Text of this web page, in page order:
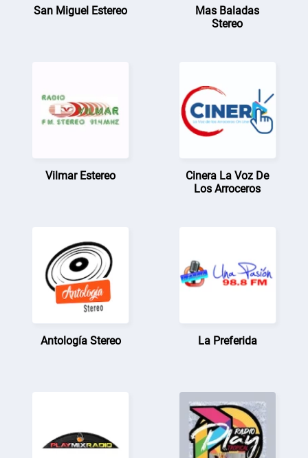
San Miguel Estereo
Mas Baladas
Stereo
Vilmar Estereo
Cinera La Voz De
Los Arroceros
Antología Stereo La Preferida